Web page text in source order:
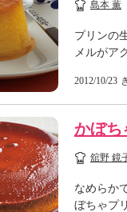
島本 薫
プリンの
メルがア
2012/10/23
かぼち
舘野 鏡
なめらか
ぼちゃプ